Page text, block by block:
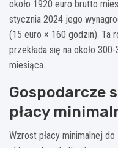
około 1920 euro brutto
stycznia 2024 jego
(15 euro × 160 godzin). Ta
przekłada się na około
miesiąca.
Gospodarcze
płacy
Wzrost płacy minimalnej